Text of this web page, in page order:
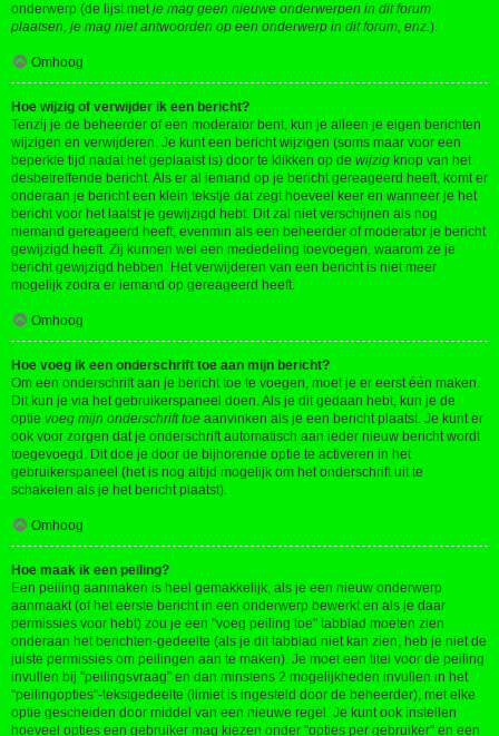
onderwerp (de lijst metje mag geen nieuwe onderwerpen in dit forum
plaatsen, je mag niet antwoorden op een onderwerp in dit forum, enz.).
Omhoog
Hoe wijzig of verwijder ik een bericht?
Tenzij je de beheerder of een moderator bent, kun je alleen je eigen berichten
wijzigen en verwijderen. Je kunt een bericht wijzigen (soms maar voor een
beperkte tijd nadat het geplaatst is) door te klikken op de wijzig knop van het
desbetreffende bericht. Als er al iemand op je bericht gereageerd heeft, komt er
onderaan je bericht een klein tekstje dat zegt hoeveel keer en wanneer je het
bericht voor het laatst je gewijzigd hebt. Dit zal niet verschijnen als nog
niemand gereageerd heeft, evenmin als een beheerder of moderator je bericht
gewijzigd heeft. Zij kunnen wel een mededeling toevoegen, waarom ze je
bericht gewijzigd hebben. Het verwijderen van een bericht is niet meer
mogelijk zodra er iemand op gereageerd heeft.
Omhoog
Hoe voeg ik een onderschrift toe aan mijn bericht?
Om een onderschrift aan je bericht toe te voegen, moet je er eerst één maken.
Dit kun je via het gebruikerspaneel doen. Als je dit gedaan hebt, kun je de
optie voeg mijn onderschrift toe aanvinken als je een bericht plaatst. Je kunt er
ook voor zorgen dat je onderschrift automatisch aan ieder nieuw bericht wordt
toegevoegd. Dit doe je door de bijhorende optie te activeren in het
gebruikerspaneel (het is nog altijd mogelijk om het onderschrift uit te
schakelen als je het bericht plaatst).
Omhoog
Hoe maak ik een peiling?
Een peiling aanmaken is heel gemakkelijk, als je een nieuw onderwerp
aanmaakt (of het eerste bericht in een onderwerp bewerkt en als je daar
permissies voor hebt) zou je een "voeg peiling toe" tabblad moeten zien
onderaan het berichten-gedeelte (als je dit tabblad niet kan zien, heb je niet de
juiste permissies om peilingen aan te maken). Je moet een titel voor de peiling
invullen bij "peilingsvraag" en dan minstens 2 mogelijkheden invullen in het
"peilingopties"-tekstgedeelte (limiet is ingesteld door de beheerder), met elke
optie gescheiden door middel van een nieuwe regel. Je kunt ook instellen
hoeveel opties een gebruiker mag kiezen onder "opties per gebruiker" en een